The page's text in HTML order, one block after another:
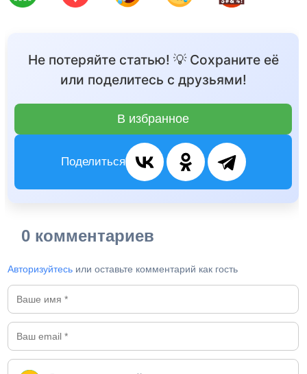
Не потеряйте статью! 💡 Сохраните её
или поделитесь с друзьями!
В избранное
Поделиться
0 комментариев
Авторизуйтесь или оставьте комментарий как гость